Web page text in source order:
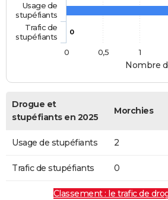
Nombre
0
Usage de
stupéfiants
Trafic de
stupéfiants
0
0,5 1
Drogue et
stupéfiants en 2025
Morchies
Usage de stupéfiants 2
Trafic de stupéfiants 0
Classement : le trafic de